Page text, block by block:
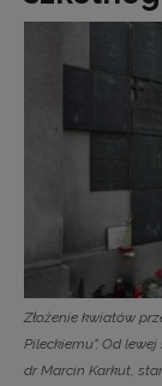
Złożenie kwiatów
Pileckiemu". Od
dr Marcin Karkut,